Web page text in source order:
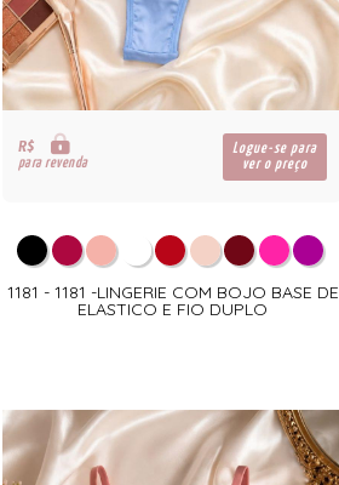
R$
para revenda
Logue-se para
ver o preço
1181 - 1181 -LINGERIE COM BOJO BASE DE
ELASTICO E FIO DUPLO